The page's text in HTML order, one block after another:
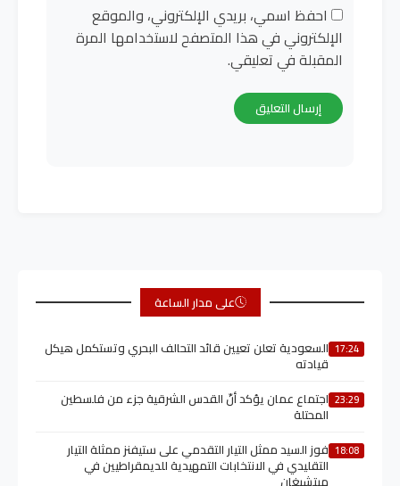
احفظ اسمي، بريدي الإلكتروني، والموقع
الإلكتروني في هذا المتصفح لاستخدامها المرة
المقبلة في تعليقي.
على مدار الساعة
17:24 السعودية تعلن تعيين قائد التحالف البحري وتستكمل هيكل
قيادته
23:29 اجتماع عمان يؤكد أنّ القدس الشرقية جزء من فلسطين
المحتلة
18:08 فوز السيد ممثل التيار التقدمي على ستيفنز ممثلة التيار
التقليدي في الانتخابات التمهيدية للديمقراطيين في
ميتشيغان